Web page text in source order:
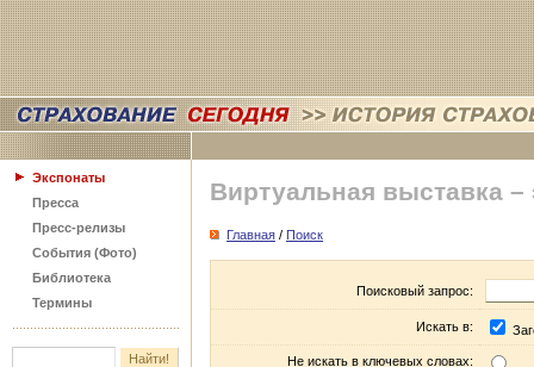
Экспонаты
Пресса
Пресс-релизы
События (Фото)
Библиотека
Термины
Виртуальная выставка –
Главная / Поиск
Поисковый запрос:
Искать в:
Не искать в ключевых словах: